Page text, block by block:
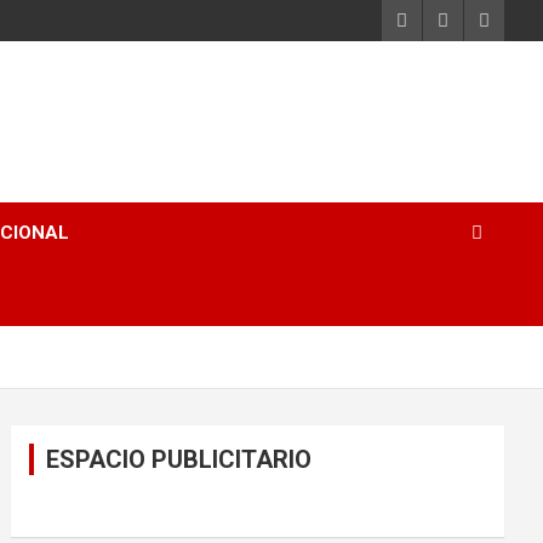
ESPACIO PUBLICITARIO